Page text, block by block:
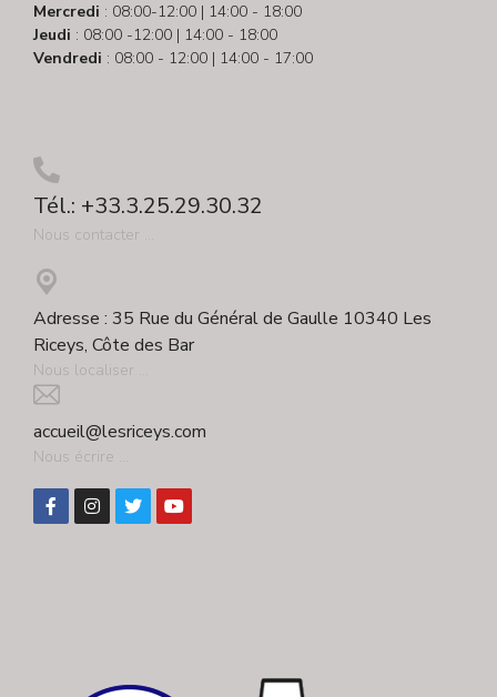
Mercredi : 08:00-12:00 | 14:00 - 18:00
Jeudi : 08:00 -12:00 | 14:00 - 18:00
Vendredi : 08:00 - 12:00 | 14:00 - 17:00
Tél.: +33.3.25.29.30.32
Nous contacter ...
Adresse : 35 Rue du Général de Gaulle 10340 Les
Riceys, Côte des Bar
Nous localiser ...
accueil@lesriceys.com
Nous écrire ...